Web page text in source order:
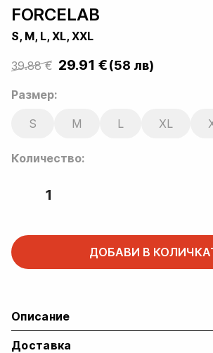
FORCELAB
S, M, L, XL, XXL
39.88€
Original
price
39.88 €.
29.91 €
Current
price
29.91 €.
(58 лв)
Размер:
S M L XL
Количество:
червен
лого
ДОБАВИ В
Описание
Доставка